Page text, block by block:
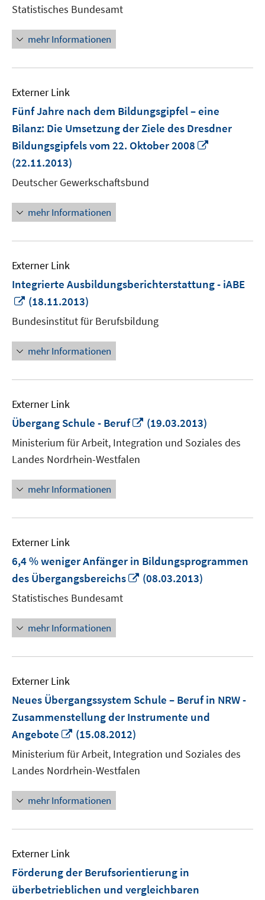
Statistisches Bundesamt
mehr Informationen
Externer Link
Fünf Jahre nach dem Bildungsgipfel – eine
Bilanz: Die Umsetzung der Ziele des Dresdner
Bildungsgipfels vom 22. Oktober 2008
(22.11.2013)
Deutscher Gewerkschaftsbund
mehr Informationen
Externer Link
Integrierte Ausbildungsberichterstattung - iABE
In
neuem
Fenster
öffnen
(18.11.2013)
Bundesinstitut für Berufsbildung
mehr Informationen
Externer Link
Übergang Schule - Beruf
In
neuem
Fenster
(19.03.2013)
Ministerium für Arbeit, Integration und Soziales des
Landes Nordrhein-Westfalen
mehr Informationen
Externer Link
6,4 % weniger Anfänger in Bildungsprogrammen
des Übergangsbereichs
In
(08.03.2013)
Statistisches Bundesamt
mehr Informationen
Externer Link
Neues Übergangssystem Schule – Beruf in NRW -
Zusammenstellung der Instrumente und
Angebote
In
neuem
Fenster
öffnen
(15.08.2012)
Ministerium für Arbeit, Integration und Soziales des
Landes Nordrhein-Westfalen
mehr Informationen
Externer Link
Förderung der Berufsorientierung in
überbetrieblichen und vergleichbaren